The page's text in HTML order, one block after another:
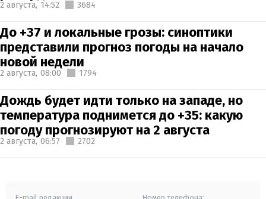
2 августа, 14:52 3684
До +37 и локальные грозы: синоптики
представили прогноз погоды на начало
новой недели
2 августа, 08:00 1794
Дождь будет идти только на западе, но
температура поднимется до +35: какую
погоду прогнозируют на 2 августа
2 августа, 06:57 2702
E-mail редакции Номер телефона: